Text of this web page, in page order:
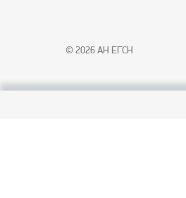
© 2026 АН ЕГСН